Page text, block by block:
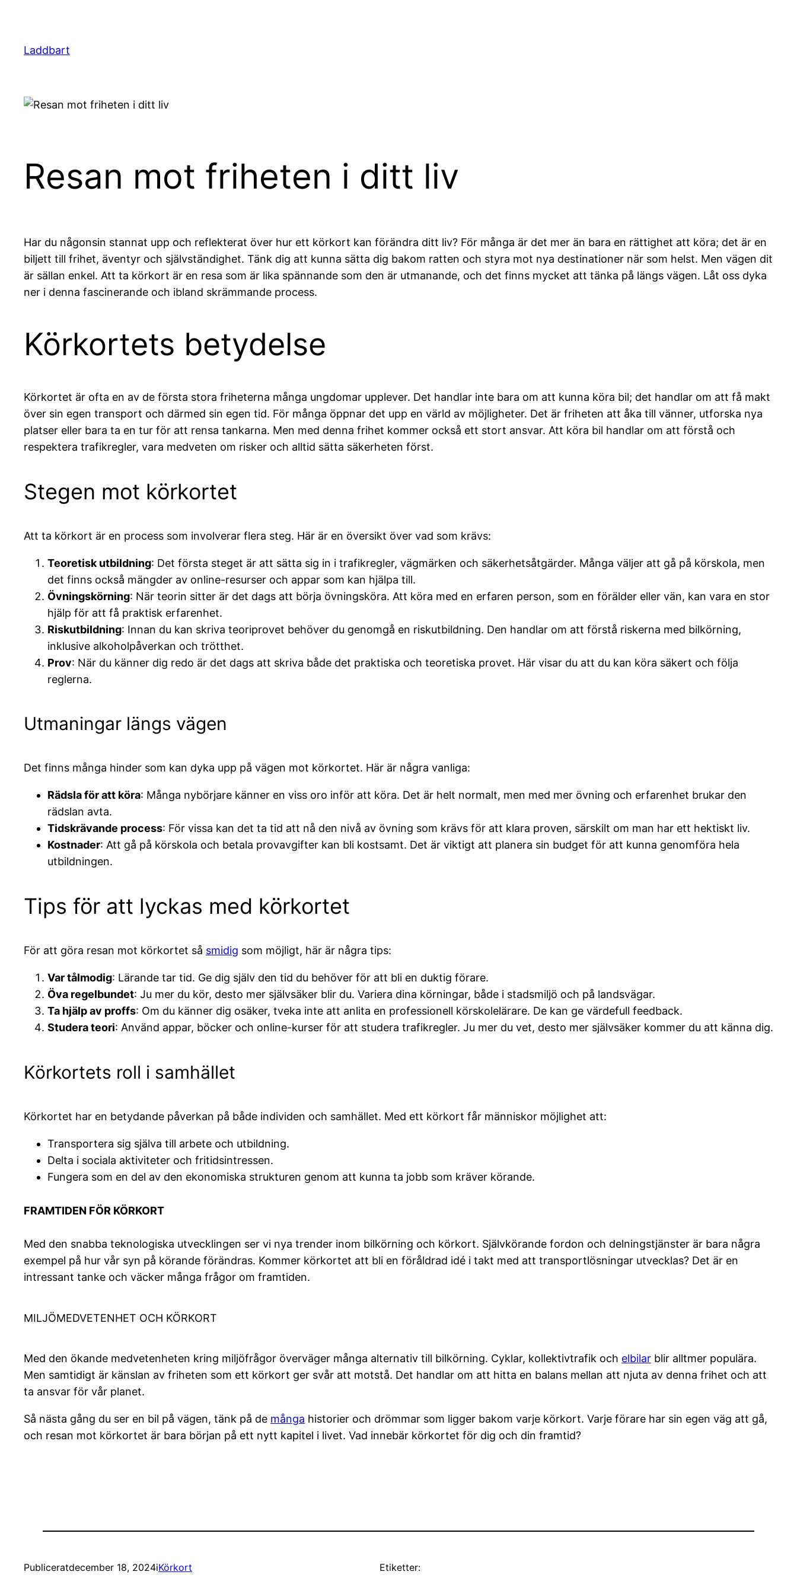
innehåll
Laddbart
Resan mot friheten i ditt liv
Har du någonsin stannat upp och reflekterat över hur ett körkort kan förändra ditt liv? För många är det mer än bara en rättighet att köra; det är en
biljett till frihet, äventyr och självständighet. Tänk dig att kunna sätta dig bakom ratten och styra mot nya destinationer när som helst. Men vägen dit
är sällan enkel. Att ta körkort är en resa som är lika spännande som den är utmanande, och det finns mycket att tänka på längs vägen. Låt oss dyka
ner i denna fascinerande och ibland skrämmande process.
Körkortets betydelse
Körkortet är ofta en av de första stora friheterna många ungdomar upplever. Det handlar inte bara om att kunna köra bil; det handlar om att få makt
över sin egen transport och därmed sin egen tid. För många öppnar det upp en värld av möjligheter. Det är friheten att åka till vänner, utforska nya
platser eller bara ta en tur för att rensa tankarna. Men med denna frihet kommer också ett stort ansvar. Att köra bil handlar om att förstå och
respektera trafikregler, vara medveten om risker och alltid sätta säkerheten först.
Stegen mot körkortet
Att ta körkort är en process som involverar flera steg. Här är en översikt över vad som krävs:
Teoretisk utbildning: Det första steget är att sätta sig in i trafikregler, vägmärken och säkerhetsåtgärder. Många väljer att gå på körskola, men
det finns också mängder av online-resurser och appar som kan hjälpa till.
Övningskörning: När teorin sitter är det dags att börja övningsköra. Att köra med en erfaren person, som en förälder eller vän, kan vara en stor
hjälp för att få praktisk erfarenhet.
Riskutbildning: Innan du kan skriva teoriprovet behöver du genomgå en riskutbildning. Den handlar om att förstå riskerna med bilkörning,
inklusive alkoholpåverkan och trötthet.
Prov: När du känner dig redo är det dags att skriva både det praktiska och teoretiska provet. Här visar du att du kan köra säkert och följa
reglerna.
Utmaningar längs vägen
Det finns många hinder som kan dyka upp på vägen mot körkortet. Här är några vanliga:
Rädsla för att köra: Många nybörjare känner en viss oro inför att köra. Det är helt normalt, men med mer övning och erfarenhet brukar den
rädslan avta.
Tidskrävande process: För vissa kan det ta tid att nå den nivå av övning som krävs för att klara proven, särskilt om man har ett hektiskt liv.
Kostnader: Att gå på körskola och betala provavgifter kan bli kostsamt. Det är viktigt att planera sin budget för att kunna genomföra hela
utbildningen.
Tips för att lyckas med körkortet
För att göra resan mot körkortet så smidig som möjligt, här är några tips:
Var tålmodig: Lärande tar tid. Ge dig själv den tid du behöver för att bli en duktig förare.
Öva regelbundet: Ju mer du kör, desto mer självsäker blir du. Variera dina körningar, både i stadsmiljö och på landsvägar.
Ta hjälp av proffs: Om du känner dig osäker, tveka inte att anlita en professionell körskolelärare. De kan ge värdefull feedback.
Studera teori: Använd appar, böcker och online-kurser för att studera trafikregler. Ju mer du vet, desto mer självsäker kommer du att känna dig.
Körkortets roll i samhället
Körkortet har en betydande påverkan på både individen och samhället. Med ett körkort får människor möjlighet att:
Transportera sig själva till arbete och utbildning.
Delta i sociala aktiviteter och fritidsintressen.
Fungera som en del av den ekonomiska strukturen genom att kunna ta jobb som kräver körande.
FRAMTIDEN FÖR KÖRKORT
Med den snabba teknologiska utvecklingen ser vi nya trender inom bilkörning och körkort. Självkörande fordon och delningstjänster är bara några
exempel på hur vår syn på körande förändras. Kommer körkortet att bli en föråldrad idé i takt med att transportlösningar utvecklas? Det är en
intressant tanke och väcker många frågor om framtiden.
MILJÖMEDVETENHET OCH KÖRKORT
Med den ökande medvetenheten kring miljöfrågor överväger många alternativ till bilkörning. Cyklar, kollektivtrafik och elbilar blir alltmer populära.
Men samtidigt är känslan av friheten som ett körkort ger svår att motstå. Det handlar om att hitta en balans mellan att njuta av denna frihet och att
ta ansvar för vår planet.
Så nästa gång du ser en bil på vägen, tänk på de många historier och drömmar som ligger bakom varje körkort. Varje förare har sin egen väg att gå,
och resan mot körkortet är bara början på ett nytt kapitel i livet. Vad innebär körkortet för dig och din framtid?
Publiceratdecember 18, 2024iKörkort Etiketter: